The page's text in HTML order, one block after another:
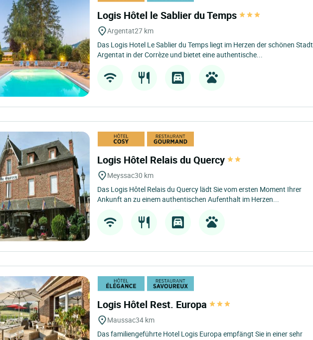
Logis Hôtel le Sablier du Temps
Argentat27 km
Das Logis Hotel Le Sablier du Temps liegt im Herzen der schönen Stadt
Argentat in der Corrèze und bietet eine authentische...
Logis Hôtel Relais du Quercy
Meyssac30 km
Das Logis Hôtel Relais du Quercy lädt Sie vom ersten Moment Ihrer
Ankunft an zu einem authentischen Aufenthalt im Herzen...
Logis Hôtel Rest. Europa
Maussac34 km
Das familiengeführte Hotel Logis Europa empfängt Sie in einer sehr